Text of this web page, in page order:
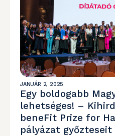
JANUÁR 2, 2025
Egy boldogabb
lehetséges! –
beneFit Prize for
pályázat győzteseit